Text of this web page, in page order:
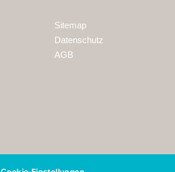
Sitemap
Datenschutz
AGB